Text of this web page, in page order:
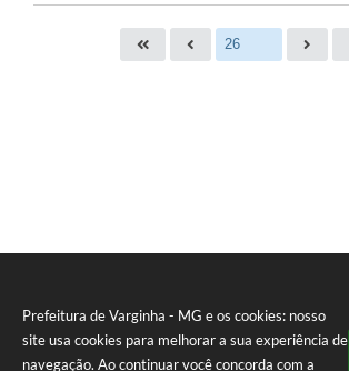
Prefeitura de Varginha - MG e os cookies: nosso
site usa cookies para melhorar a sua experiência de
navegação. Ao continuar você concorda com a